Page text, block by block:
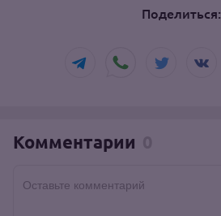
Поделиться:
Комментарии
Оставьте комментарий